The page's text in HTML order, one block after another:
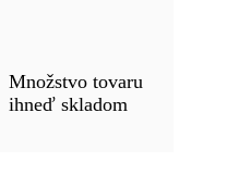
Množstvo tovaru
ihneď skladom